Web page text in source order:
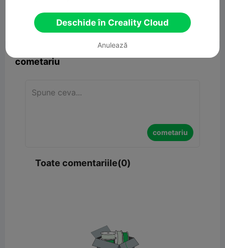
Raport 7 
cometariu
cometariu
Toate comentariile(0)
Deschide în Creality Cloud
Anulează